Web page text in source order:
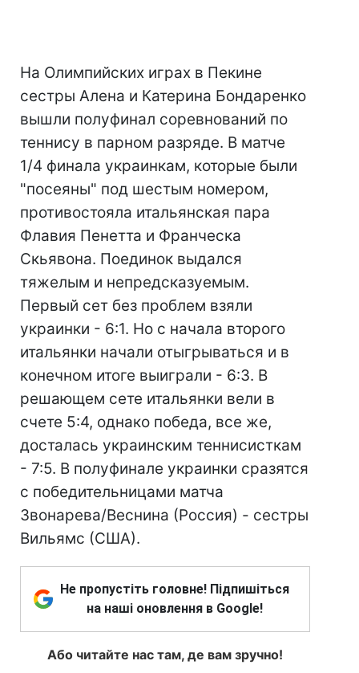
На Олимпийских играх в Пекине
сестры Алена и Катерина Бондаренко
вышли полуфинал соревнований по
теннису в парном разряде. В матче
1/4 финала украинкам, которые были
"посеяны" под шестым номером,
противостояла итальянская пара
Флавия Пенетта и Франческа
Скьявона. Поединок выдался
тяжелым и непредсказуемым.
Первый сет без проблем взяли
украинки - 6:1. Но с начала второго
итальянки начали отыгрываться и в
конечном итоге выиграли - 6:3. В
решающем сете итальянки вели в
счете 5:4, однако победа, все же,
досталась украинским теннисисткам
- 7:5. В полуфинале украинки сразятся
с победительницами матча
Звонарева/Веснина (Россия) - сестры
Вильямс (США).
Не пропустіть головне! Підпишіться
на наші оновлення в Google!
Або читайте нас там, де вам зручно!